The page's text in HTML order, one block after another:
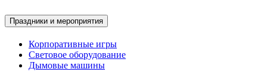
Праздники и мероприятия
Корпоративные игры
Световое оборудование
Дымовые машины